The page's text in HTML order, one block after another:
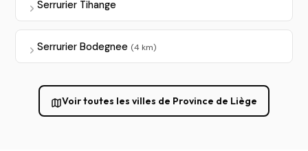
Serrurier Tihange
Serrurier Bodegnee (4 km)
Voir toutes les villes de Province de Liège